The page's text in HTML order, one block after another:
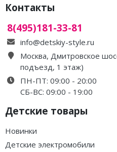
Контакты
8(495)181-33-81
info@detskiy-style.ru
Москва, Дмитровское
подъезд, 1 этаж)
ПН-ПТ: 09:00 - 20:00
СБ-ВС: 09:00 - 19:00
Детские товары
Новинки
Детские электромобили